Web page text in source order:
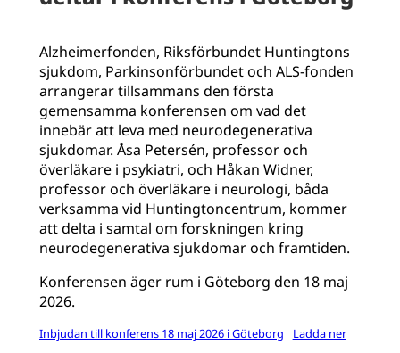
Alzheimerfonden, Riksförbundet Huntingtons
sjukdom, Parkinsonförbundet och ALS-fonden
arrangerar tillsammans den första
gemensamma konferensen om vad det
innebär att leva med neurodegenerativa
sjukdomar. Åsa Petersén, professor och
överläkare i psykiatri, och Håkan Widner,
professor och överläkare i neurologi, båda
verksamma vid Huntingtoncentrum, kommer
att delta i samtal om forskningen kring
neurodegenerativa sjukdomar och framtiden.
Konferensen äger rum i Göteborg den 18 maj
2026.
Inbjudan till konferens 18 maj 2026 i Göteborg
Ladda ner